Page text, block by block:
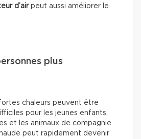
d’airpeut aussi améliorer le
plus
chaleurs peuvent être
pour les jeunes enfants,
et les animaux de compagnie.
peut rapidement devenir